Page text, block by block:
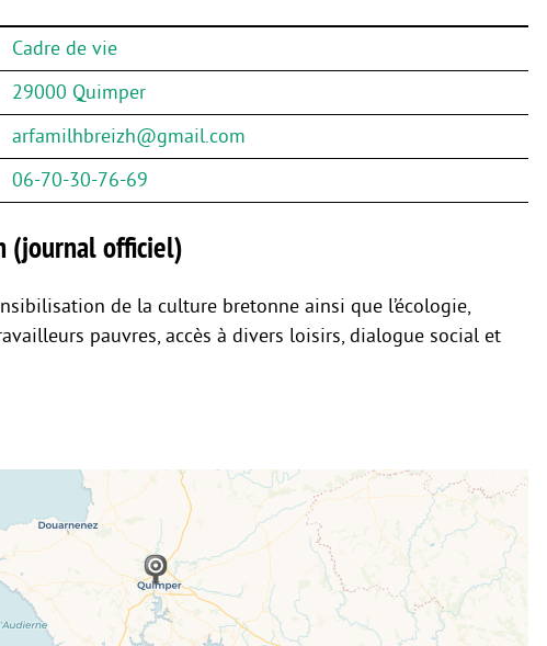
Cadre de vie
29000 Quimper
arfamilhbreizh@gmail.com
06-70-30-76-69
(journal officiel)
de la culture bretonne ainsi que l’écologie,
pauvres, accès à divers loisirs, dialogue social et